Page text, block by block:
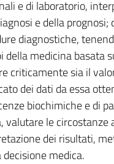
e di laboratorio,
e della
diagnostiche,
della medicina basata
criticamente sia il
dei dati da essa
biochimiche e di
valutare le circostanze
dei risultati,
decisione medica.